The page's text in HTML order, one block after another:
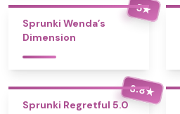
5★
Sprunki Wenda’s
Dimension
3.8★
Sprunki Regretful 5.0